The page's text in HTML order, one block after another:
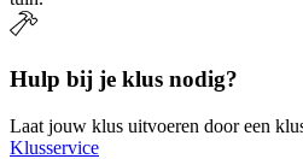
Hulp bij je klus nodig?
Laat jouw klus uitvoeren door een
Klusservice